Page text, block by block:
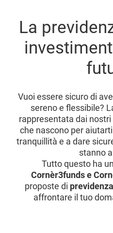
La
Vuoi essere sicuro di
sereno e flessibile?
rappresentata dai nostri
che nascono per
tranquillità e a dare
stanno
Tutto questo ha
Cornèr3funds e
proposte di previdenza
affrontare il tuo